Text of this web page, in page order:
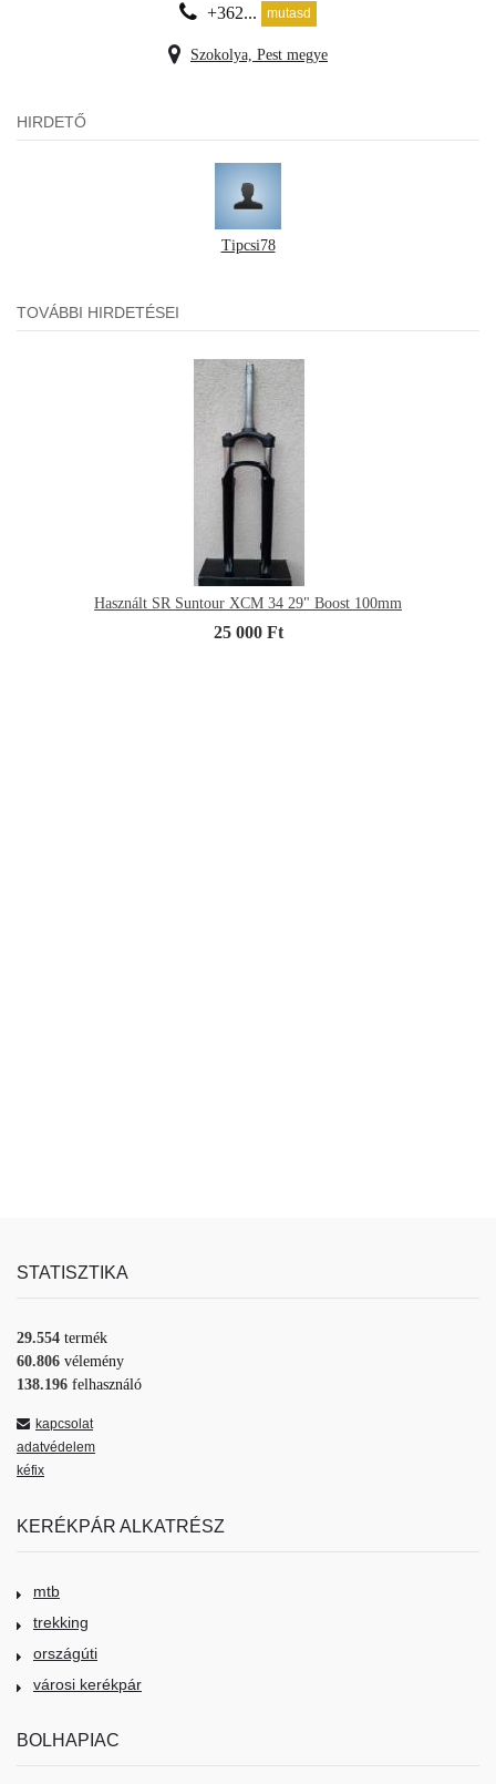
+362... mutasd
Szokolya, Pest megye
HIRDETŐ
Tipcsi78
TOVÁBBI HIRDETÉSEI
Használt SR Suntour XCM 34 29" Boost 100mm
25 000 Ft
STATISZTIKA
29.554 termék
60.806 vélemény
138.196 felhasználó
kapcsolat
adatvédelem
kéfix
KERÉKPÁR ALKATRÉSZ
mtb
trekking
országúti
városi kerékpár
BOLHAPIAC